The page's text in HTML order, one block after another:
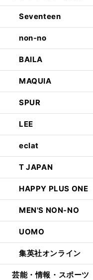
Seventeen
non-no
BAILA
MAQUIA
SPUR
LEE
eclat
T JAPAN
HAPPY PLUS ONE
MEN'S NON-NO
UOMO
集英社オンライン
芸能・情報・スポーツ